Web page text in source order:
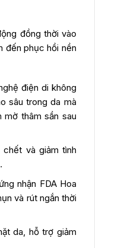
đồng thời vào
đến phục hồi nền
điện di không
sâu trong da mà
thâm sần sau
và giảm tình
nhận FDA Hoa
và rút ngắn thời
da, hỗ trợ giảm